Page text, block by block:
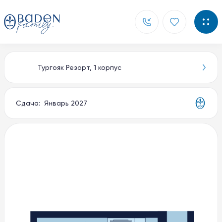
Главная
Тургояк Резорт, 1 корпус
Сдача: Январь 2027